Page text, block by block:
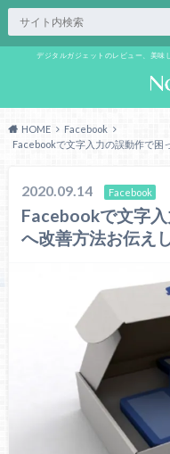
デジタルガジェットのレビュー、美味
HOME
Facebook
Facebookで文字入力の誤動作で困
2020.09.14 Facebook
Facebookで文字
へ改善方法お伝え